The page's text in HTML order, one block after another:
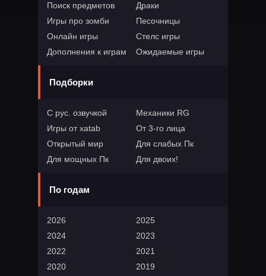
Поиск предметов
Драки
Игры про зомби
Песочницы
Онлайн игры
Стелс игры
Дополнения к играм
Ожидаемые игры
Подборки
С рус. озвучкой
Механики RG
Игры от xatab
От 3-го лица
Открытый мир
Для слабых Пк
Для мощных Пк
Для двоих!
По годам
2026
2025
2024
2023
2022
2021
2020
2019